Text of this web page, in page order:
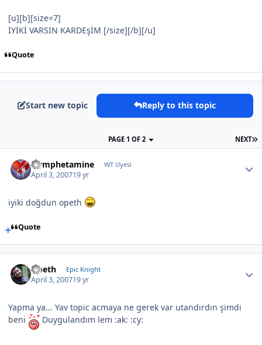
[u][b][size=7]
İYİKİ VARSIN KARDEşİM [/size][/b][/u]
Quote
Start new topic Reply to this topic
NEXT
PAGE 1 OF 2
Nymphetamine WT Uyesi
April 3, 200719 yr
iyiki doğdun opeth
Quote
Opeth Epic Knight
April 3, 200719 yr
Yapma ya... Yav topic acmaya ne gerek var utandırdın şimdi
beni
Duygulandım lem :ak: :cy: